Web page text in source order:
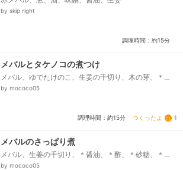
by skip right
調理時間：約15分
メバルとタケノコの煮つけ
メバル、ゆでたけのこ、生姜の千切り、木の芽、＊
水、＊酒、＊醤油、＊砂糖
by mococo05
調理時間：約15分 つくったよ 1
メバルのさっぱり煮
メバル、生姜の千切り、＊醤油、＊酢、＊砂糖、＊
酒、＊水
by mococo05